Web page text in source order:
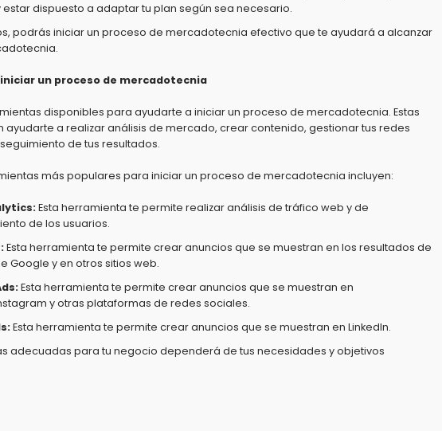
estar dispuesto a adaptar tu plan según sea necesario.
podrás iniciar un proceso de mercadotecnia efectivo que te ayudará a alcanzar
un proceso de mercadotecnia
disponibles para ayudarte a iniciar un proceso de mercadotecnia. Estas
ayudarte a realizar análisis de mercado, crear contenido, gestionar tus redes
de tus resultados.
más populares para iniciar un proceso de mercadotecnia incluyen:
Esta herramienta te permite realizar análisis de tráfico web y de
de los usuarios.
Esta herramienta te permite crear anuncios que se muestran en los resultados de
Google y en otros sitios web.
Esta herramienta te permite crear anuncios que se muestran en
y otras plataformas de redes sociales.
Esta herramienta te permite crear anuncios que se muestran en LinkedIn.
adecuadas para tu negocio dependerá de tus necesidades y objetivos